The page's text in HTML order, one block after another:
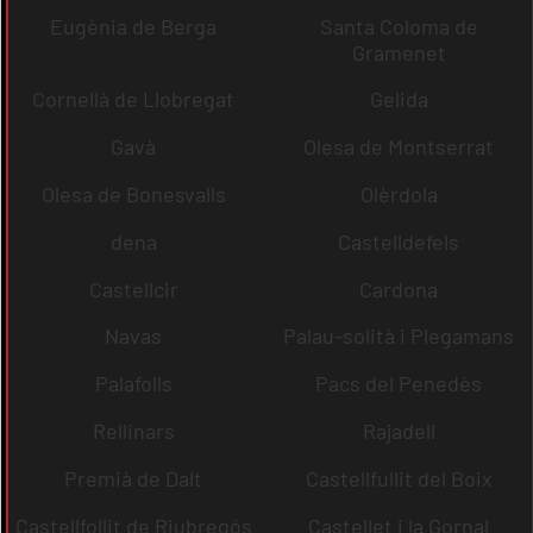
Eugènia de Berga
Santa Coloma de
Gramenet
Cornellà de Llobregat
Gelida
Gavà
Olesa de Montserrat
Olesa de Bonesvalls
Olèrdola
dena
Castelldefels
Castellcir
Cardona
Navas
Palau-solità i Plegamans
Palafolls
Pacs del Penedès
Rellinars
Rajadell
Premià de Dalt
Castellfullit del Boix
Castellfollit de Riubregós
Castellet i la Gornal